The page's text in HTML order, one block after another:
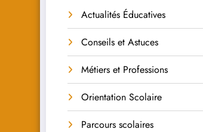
Actualités Éducatives
Conseils et Astuces
Métiers et Professions
Orientation Scolaire
Parcours scolaires